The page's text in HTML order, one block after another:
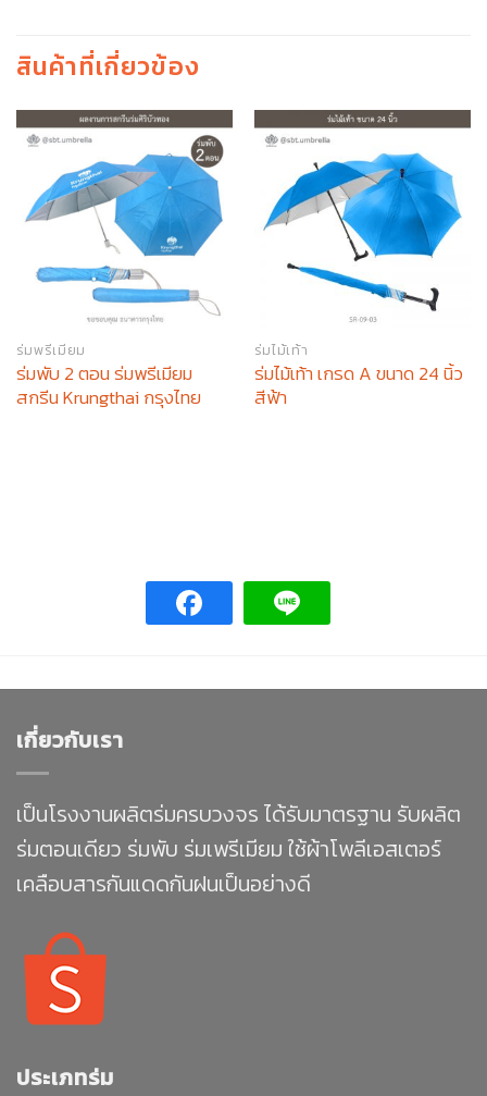
สินค้าที่เกี่ยวข้อง
ร่มพรีเมียม
ร่มพับ 2 ตอน ร่มพรีเมียม
สกรีน Krungthai กรุงไทย
ร่มไม้เท้า
ร่มไม้เท้า เกรด A ขนาด 24 นิ้ว
สีฟ้า
เกี่ยวกับเรา
เป็นโรงงานผลิตร่มครบวงจร ได้รับมาตรฐาน รับผลิต
ร่มตอนเดียว ร่มพับ ร่มเพรีเมียม ใช้ผ้าโพลีเอสเตอร์
เคลือบสารกันแดดกันฝนเป็นอย่างดี
ประเภทร่ม